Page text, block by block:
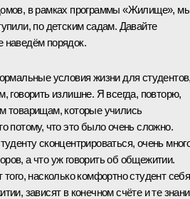
в рамках программы «Жилище»,
по детским садам. Давайте
порядок.
условия жизни для
говорить излишне. Я всегда, повторю,
товарищам, которые учились
потому, что это было очень сложно.
сконцентрироваться, очень
а что уж говорить об общежитии.
насколько комфортно студент себя
зависят в конечном счёте и те